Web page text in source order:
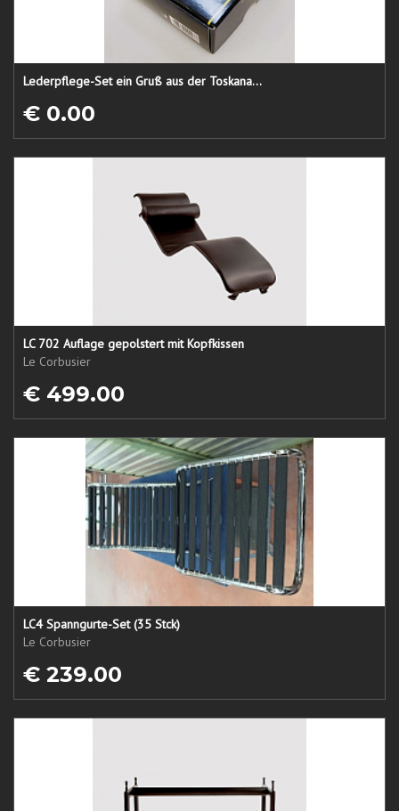
Lederpflege-Set ein Gruß aus der Toskana...
€ 0.00
LC 702 Auflage gepolstert mit Kopfkissen
Le Corbusier
€ 499.00
LC4 Spanngurte-Set (35 Stck)
Le Corbusier
€ 239.00